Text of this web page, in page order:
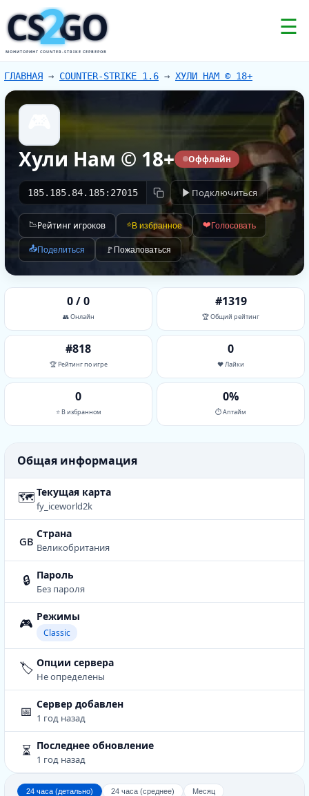
CS GO
2
МОНИТОРИНГ COUNTER-STRIKE СЕРВЕРОВ
☰
ГЛАВНАЯ → COUNTER-STRIKE 1.6 → ХУЛИ НАМ © 18+
Хули Нам © 18+ Оффлайн
185.185.84.185:27015 Подключиться
📉Рейтинг игроков ⭐В избранное ❤️Голосовать
📤Поделиться 🚩 Пожаловаться
0 / 0
👥 Онлайн
#1319
🏆 Общий рейтинг
#818
🏆 Рейтинг по игре
0
❤️ Лайки
0
⭐ В избранном
0%
⏱ Аптайм
Общая информация
🗺Текущая карта
fy_iceworld2k
gb Страна
Великобритания
🔒 Пароль
Без пароля
🎮 Режимы
Classic
🏷️ Опции сервера
Не определены
📅 Сервер добавлен
1 год назад
⏳ Последнее обновление
1 год назад
24 часа (детально) 24 часа (среднее) Месяц